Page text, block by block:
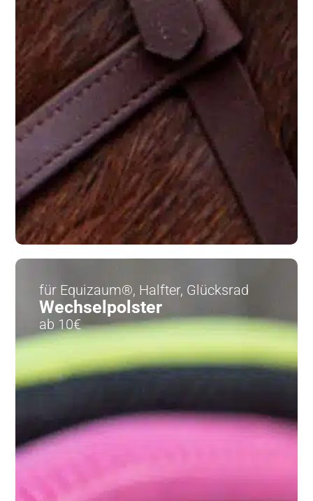
für Equizaum®, Halfter, Glücksrad
Wechselpolster
ab 10€